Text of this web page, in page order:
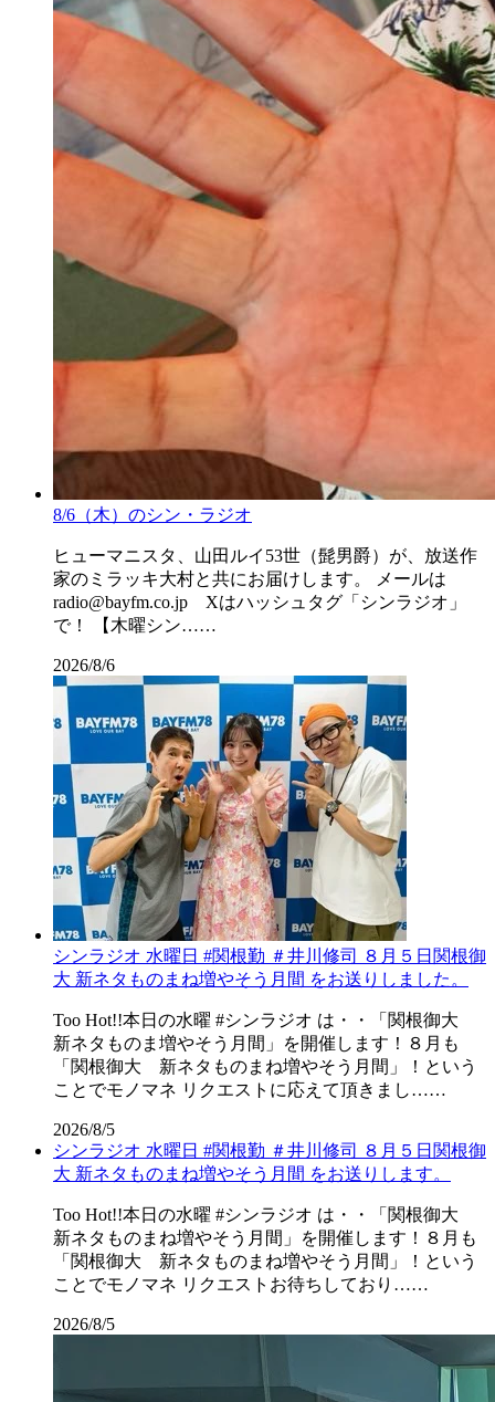
8/6（木）のシン・ラジオ
ヒューマニスタ、山田ルイ53世（髭男爵）が、放送作
家のミラッキ大村と共にお届けします。 メールは
radio@bayfm.co.jp Xはハッシュタグ「シンラジオ」
で！ 【木曜シン……
2026/8/6
シンラジオ 水曜日 #関根勤 ＃井川修司 ８月５日関根御
大 新ネタものまね増やそう月間 をお送りしました。
Too Hot!!本日の水曜 #シンラジオ は・・「関根御大
新ネタものま増やそう月間」を開催します！８月も
「関根御大 新ネタものまね増やそう月間」！という
ことでモノマネ リクエストに応えて頂きまし……
2026/8/5
シンラジオ 水曜日 #関根勤 ＃井川修司 ８月５日関根御
大 新ネタものまね増やそう月間 をお送りします。
Too Hot!!本日の水曜 #シンラジオ は・・「関根御大
新ネタものまね増やそう月間」を開催します！８月も
「関根御大 新ネタものまね増やそう月間」！という
ことでモノマネ リクエストお待ちしており……
2026/8/5